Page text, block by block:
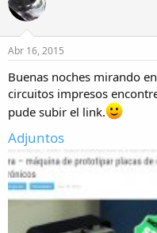
Abr 16, 2015
Buenas noches mirando
circuitos impresos
pude subir el link.
Adjuntos